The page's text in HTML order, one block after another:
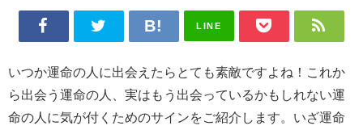
LINE
いつか運命の人に出会えたらとても素敵ですよね！これか
ら出会う運命の人、実はもう出会っているかもしれない運
命の人に気が付くためのサインをご紹介します。いざ運命